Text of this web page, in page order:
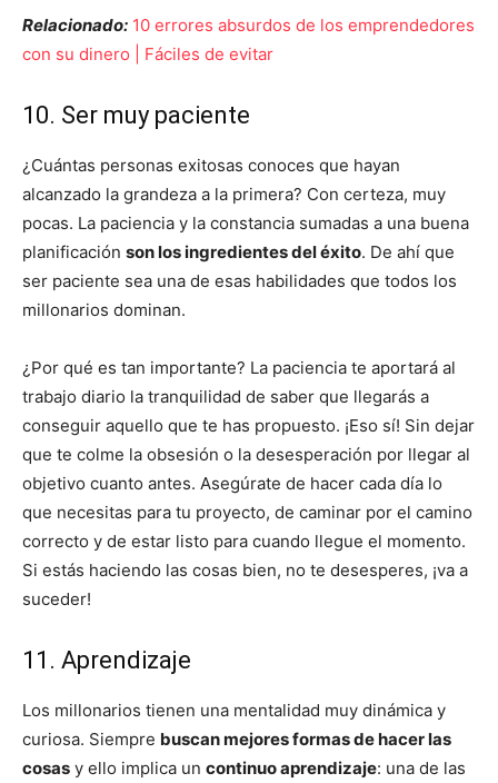
Relacionado: 10 errores absurdos de los emprendedores
con su dinero | Fáciles de evitar
10. Ser muy paciente
¿Cuántas personas exitosas conoces que hayan
alcanzado la grandeza a la primera? Con certeza, muy
pocas. La paciencia y la constancia sumadas a una buena
planificación son los ingredientes del éxito. De ahí que
ser paciente sea una de esas habilidades que todos los
millonarios dominan.
¿Por qué es tan importante? La paciencia te aportará al
trabajo diario la tranquilidad de saber que llegarás a
conseguir aquello que te has propuesto. ¡Eso sí! Sin dejar
que te colme la obsesión o la desesperación por llegar al
objetivo cuanto antes. Asegúrate de hacer cada día lo
que necesitas para tu proyecto, de caminar por el camino
correcto y de estar listo para cuando llegue el momento.
Si estás haciendo las cosas bien, no te desesperes, ¡va a
suceder!
11. Aprendizaje
Los millonarios tienen una mentalidad muy dinámica y
curiosa. Siempre buscan mejores formas de hacer las
cosas y ello implica un continuo aprendizaje: una de las